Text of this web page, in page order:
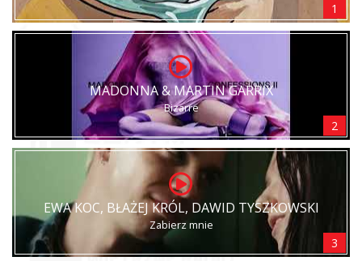
1
MADONNA & MARTIN GARRIX
Bizarre
2
EWA KOC, BŁAŻEJ KRÓL, DAWID TYSZKOWSKI
Zabierz mnie
3